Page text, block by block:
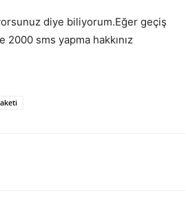
diye biliyorum.Eğer geçiş
2000 sms yapma hakkınız